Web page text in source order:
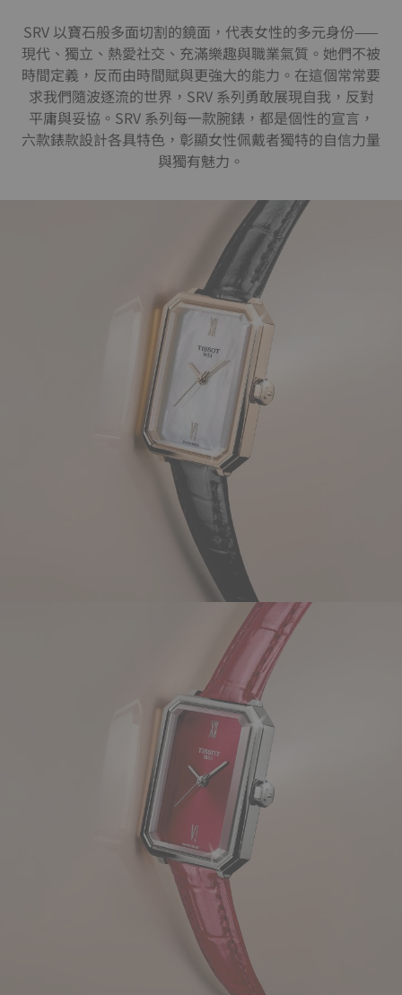
SRV 以寶石般多面切割的鏡面，代表女性的多元身份——
現代、獨立、熱愛社交、充滿樂趣與職業氣質。她們不被
時間定義，反而由時間賦與更強大的能力。在這個常常要
求我們隨波逐流的世界，SRV 系列勇敢展現自我，反對
平庸與妥協。SRV 系列每一款腕錶，都是個性的宣言，
六款錶款設計各具特色，彰顯女性佩戴者獨特的自信力量
與獨有魅力。